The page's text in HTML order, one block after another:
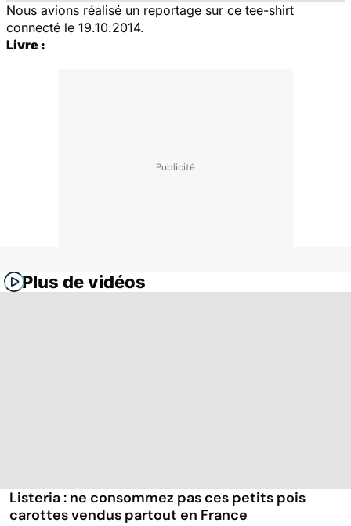
Nous avions réalisé un reportage sur ce tee-shirt
connecté le 19.10.2014.
Livre :
Plus de vidéos
Listeria : ne consommez pas ces petits pois
carottes vendus partout en France